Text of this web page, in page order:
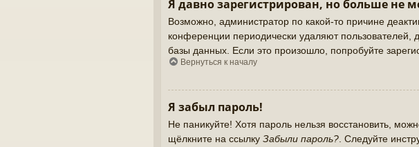
Я давно зарегистрирован, но больше не
Возможно, администратор по какой-то причине
конференции периодически удаляют
базы данных. Если это произошло, попробуйте
Вернуться к началу
Я забыл пароль!
Не паникуйте! Хотя пароль нельзя восстановить,
щёлкните на ссылку Забыли пароль?. Следуйте